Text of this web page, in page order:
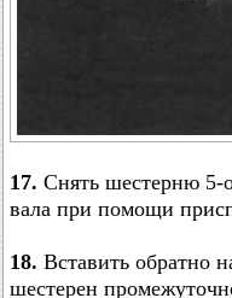
17. Снять шестерню 5-
вала при помощи
18. Вставить обратно
шестерен